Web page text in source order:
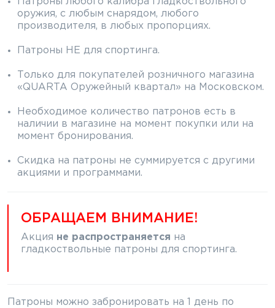
Туристическое снаряжение
Инструменты
Опоры и станки для оружия
Термосы, термосумки, бутылки
Мишени
Фальшпатроны
Оружейные шкафы и сейфы
Чехлы и кейсы
Сигнальные средства
оружия, с любым снарядом, любого
производителя, в любых пропорциях.
Патроны НЕ для спортинга.
Только для покупателей розничного магазина
«QUARTA Оружейный квартал» на Московском.
Необходимое количество патронов есть в
наличии в магазине на момент покупки или на
момент бронирования.
Скидка на патроны не суммируется с другими
акциями и программами.
ОБРАЩАЕМ ВНИМАНИЕ!
Акция не распространяется на
гладкоствольные патроны для спортинга.
Патроны можно забронировать на 1 день по